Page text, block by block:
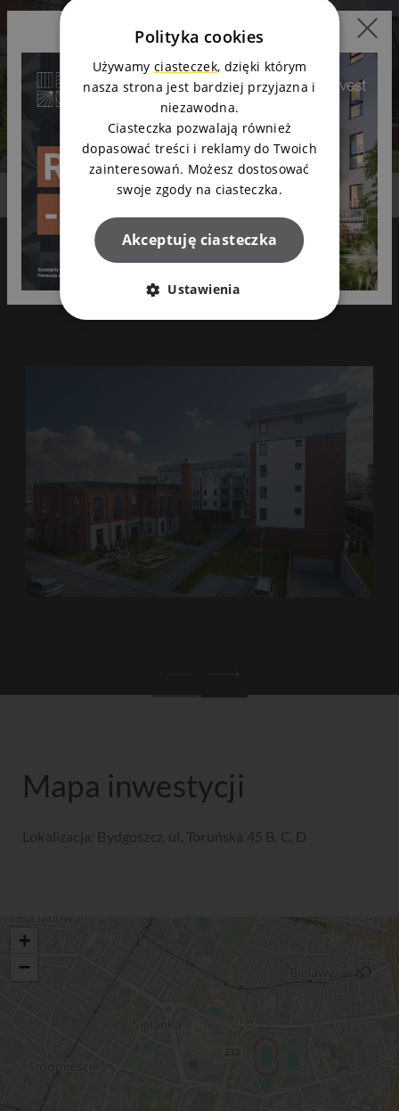
Galeria
+
−
Mapa inwestycji
Lokalizacja: Bydgoszcz, ul. Toruńska 45 B, C, D
Polityka cookies
Używamy ciasteczek, dzięki którym
nasza strona jest bardziej przyjazna i
niezawodna.
Ciasteczka pozwalają również
dopasować treści i reklamy do Twoich
zainteresowań. Możesz dostosować
swoje zgody na ciasteczka.
Akceptuję ciasteczka
Ustawienia